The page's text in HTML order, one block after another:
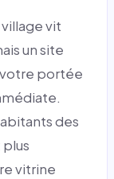
vit
un site
portée
des
vitrine